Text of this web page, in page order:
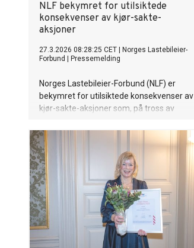
NLF bekymret for utilsiktede
konsekvenser av kjør-sakte-
aksjoner
27.3.2026 08:28:25 CET
Norges Lastebileier-
Forbund
Pressemelding
Norges Lastebileier-Forbund (NLF) er
bekymret for utilsiktede konsekvenser av
kjør-sakte-aksjoner som, på tross av
Stortinget, er varslet flere steder i landet i
dag. Forbundet mener aksjonsformen
kan ramme transportnæringen selv, gå ut
over trafikksikkerheten og skape alvorlige
utfordringer for sjåfører og bedrifter.